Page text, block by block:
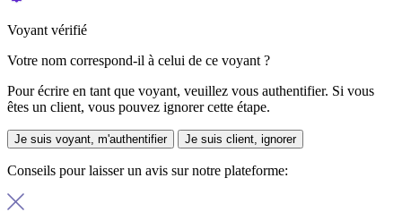
Voyant vérifié
Votre nom correspond-il à celui de ce voyant ?
Pour écrire en tant que voyant, veuillez vous authentifier. Si vous
êtes un client, vous pouvez ignorer cette étape.
Je suis voyant, m'authentifier Je suis client, ignorer
Conseils pour laisser un avis sur notre plateforme: